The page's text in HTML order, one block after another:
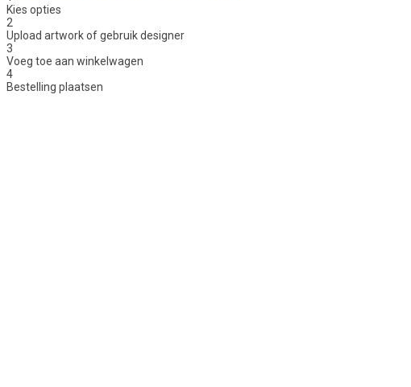
Kies opties
2
Upload artwork of gebruik designer
3
Voeg toe aan winkelwagen
4
Bestelling plaatsen